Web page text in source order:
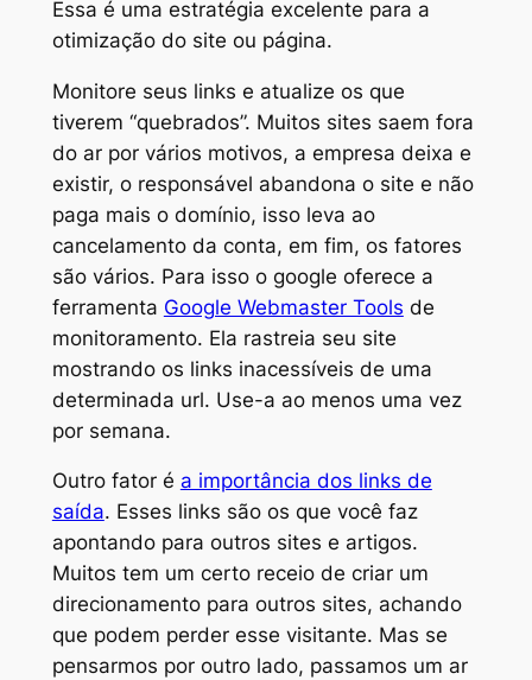
Essa é uma estratégia excelente para a
otimização do site ou página.
Monitore seus links e atualize os que
tiverem “quebrados”. Muitos sites saem fora
do ar por vários motivos, a empresa deixa e
existir, o responsável abandona o site e não
paga mais o domínio, isso leva ao
cancelamento da conta, em fim, os fatores
são vários. Para isso o google oferece a
ferramenta Google Webmaster Tools de
monitoramento. Ela rastreia seu site
mostrando os links inacessíveis de uma
determinada url. Use-a ao menos uma vez
por semana.
Outro fator é a importância dos links de
saída. Esses links são os que você faz
apontando para outros sites e artigos.
Muitos tem um certo receio de criar um
direcionamento para outros sites, achando
que podem perder esse visitante. Mas se
pensarmos por outro lado, passamos um ar